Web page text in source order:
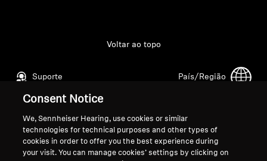
Suporte
Voltar ao topo
País/Região
Aviso Legal
Política de Privacidade Global
Termos e Condições Gerais de
Sobre nós
Carreira na Sonova
Consent Notice
We, Sennheiser Hearing, use cookies or similar
technologies for technical purposes and other types of
cookies in order to offer you the best experience during
your visit. You can manage cookies’ settings by clicking on